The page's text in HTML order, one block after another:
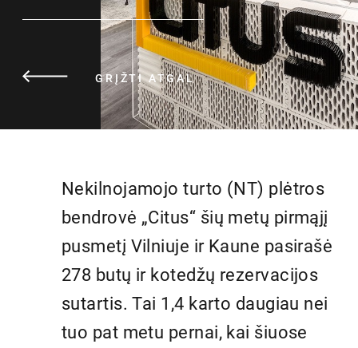
GRĮŽTI ATGAL
Nekilnojamojo turto (NT) plėtros
bendrovė „Citus“ šių metų pirmąjį
pusmetį Vilniuje ir Kaune pasirašė
278 butų ir kotedžų rezervacijos
sutartis. Tai 1,4 karto daugiau nei
tuo pat metu pernai, kai šiuose